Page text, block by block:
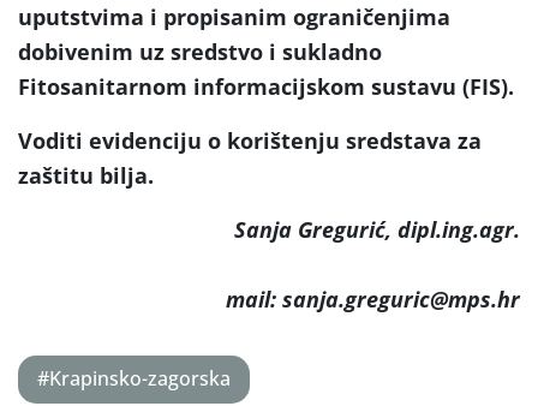
uputstvima i propisanim ograničenjima
dobivenim uz sredstvo i sukladno
Fitosanitarnom informacijskom sustavu (FIS).
Voditi evidenciju o korištenju sredstava za
zaštitu bilja.
Sanja Gregurić, dipl.ing.agr.
mail: sanja.greguric@mps.hr
#Krapinsko-zagorska